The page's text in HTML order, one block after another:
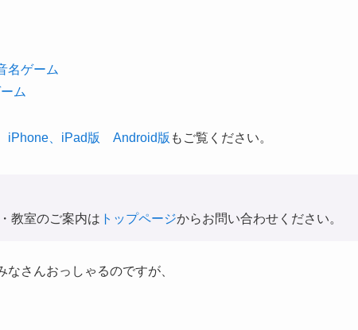
名ゲーム
ム
iPhone、iPad版 Android版 もご覧ください。
教室のご案内は トップページからお問い合わせください。
さんおっしゃるのですが、